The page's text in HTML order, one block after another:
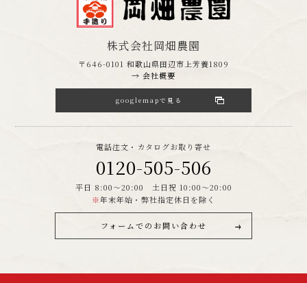
株式会社岡畑農園
〒646-0101 和歌山県田辺市上芳養1809
→ 会社概要
googlemapで見る
電話注文・カタログお取り寄せ
0120-505-506
平日 8:00～20:00 土日祝 10:00～20:00
※年末年始・弊社指定休日を除く
フォームでのお問い合わせ